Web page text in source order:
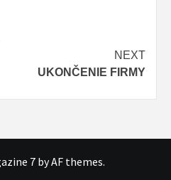
NEXT
UKONČENIE FIRMY
7by AF themes.